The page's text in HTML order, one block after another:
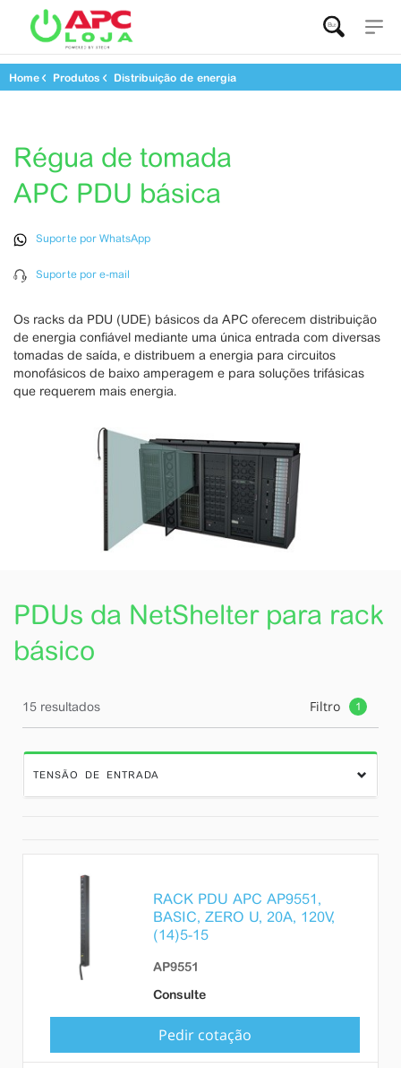
Buscar...
Home Produtos
Distribuição de energia
Régua de tomada APC PDU básica
Régua de tomada
APC PDU básica
Suporte por WhatsApp
Suporte por e-mail
Os racks da PDU (UDE) básicos da APC oferecem distribuição
de energia confiável mediante uma única entrada com diversas
tomadas de saída, e distribuem a energia para circuitos
monofásicos de baixo amperagem e para soluções trifásicas
que requerem mais energia.
PDUs da NetShelter para rack
básico
15 resultados Filtro 1
TENSÃO DE ENTRADA
RACK PDU APC AP9551,
BASIC, ZERO U, 20A, 120V,
(14)5-15
AP9551
Consulte
Pedir cotação